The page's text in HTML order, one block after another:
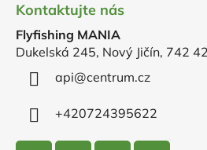
Kontaktujte nás
Flyfishing MANIA
Dukelská 245, Nový Jičín, 742 42
api@centrum.cz
+420724395622